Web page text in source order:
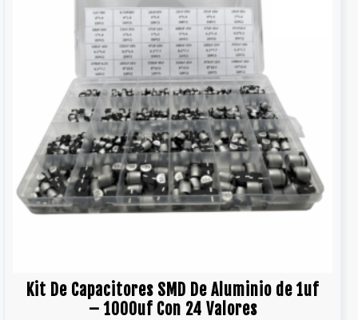
Kit De Capacitores SMD De Aluminio de 1uf
– 1000uf Con 24 Valores